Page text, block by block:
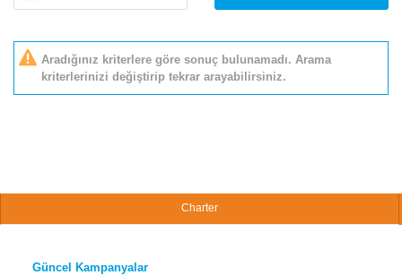
Aradığınız kriterlere göre sonuç bulunamadı. Arama
kriterlerinizi değiştirip tekrar arayabilirsiniz.
Charter
Güncel Kampanyalar